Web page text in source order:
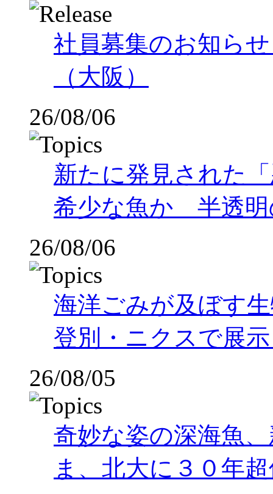
社員募集のお知ら
（大阪）
26/08/06
新たに発見された
希少な魚か 半透明
26/08/06
海洋ごみが及ぼす
登別・ニクスで展
26/08/05
奇妙な姿の深海魚
ま、北大に３０年